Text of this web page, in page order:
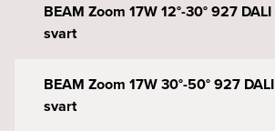
BEAM Zoom 17W 12°-30° 927 DALI
svart
BEAM Zoom 17W 30°-50° 927 DALI
svart